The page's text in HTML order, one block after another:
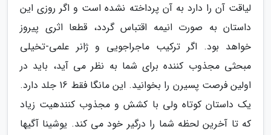
لیاقت آن را دارد به آن پرداخته نشده است و اگر روزی این
داستان به صورت انیمه اقتباس گردد، قطعا اثری پیروز
خواهد بود. اگر ترکیب ماجراجویی و ژانر علمی-تخیلی
مبحثی مجذوب کننده برای شما به نظر می آید، باید در
اولین فرصت پسیرن را بخوانید. این مانگا فقط 16 جلد دارد.
یک داستان کوتاه ولی با کشش و مجذوب کنندهیت زیاد
که تا آخرین لحظه شما را درگیر خود می کند. یوشینا آگیها